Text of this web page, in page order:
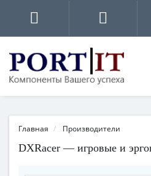
Главная Производители
DXRacer — игровые и